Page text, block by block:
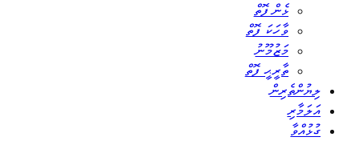
ޅެން ފޮތް
ވާހަކަ ފޮތް
މަޒުމޫނު
ތާރީޙީ ފޮތް
ލިޔުންތެރިން
އަލަމާރި
ގުޅުއްވާ